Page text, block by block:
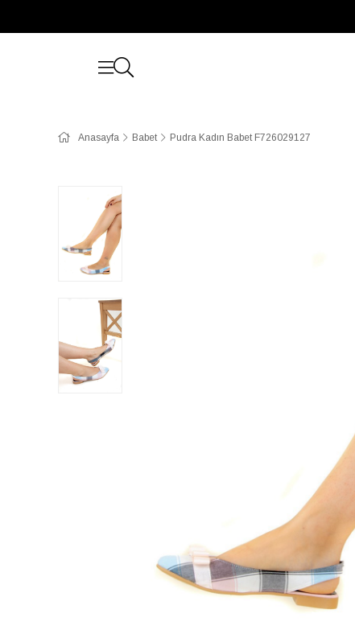
Anasayfa Babet Pudra Kadın Babet F726029127